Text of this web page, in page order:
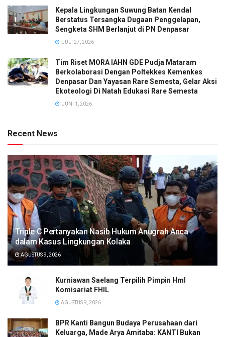
Kepala Lingkungan Suwung Batan Kendal
Berstatus Tersangka Dugaan Penggelapan,
Sengketa SHM Berlanjut di PN Denpasar
JULI 27, 2026
Tim Riset MORA IAHN GDE Pudja Mataram
Berkolaborasi Dengan Poltekkes Kemenkes
Denpasar Dan Yayasan Rare Semesta, Gelar Aksi
Ekoteologi Di Natah Edukasi Rare Semesta
JUNI 1, 2026
Recent News
Triple C Pertanyakan Nasib Hukum Anugrah Anca
dalam Kasus Lingkungan Kolaka
AGUSTUS 9, 2026
Kurniawan Saelang Terpilih Pimpin HmI
Komisariat FHIL
AGUSTUS 9, 2026
BPR Kanti Bangun Budaya Perusahaan dari
Keluarga, Made Arya Amitaba: KANTI Bukan